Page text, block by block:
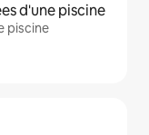
d'une piscine
piscine